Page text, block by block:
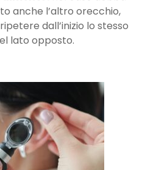
anche l’altro orecchio,
dall’inizio lo stesso
lato opposto.